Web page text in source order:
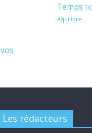
Temps TIC
équilibre
Les rédacteurs